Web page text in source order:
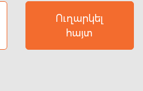
Ուղարկել
հայտ